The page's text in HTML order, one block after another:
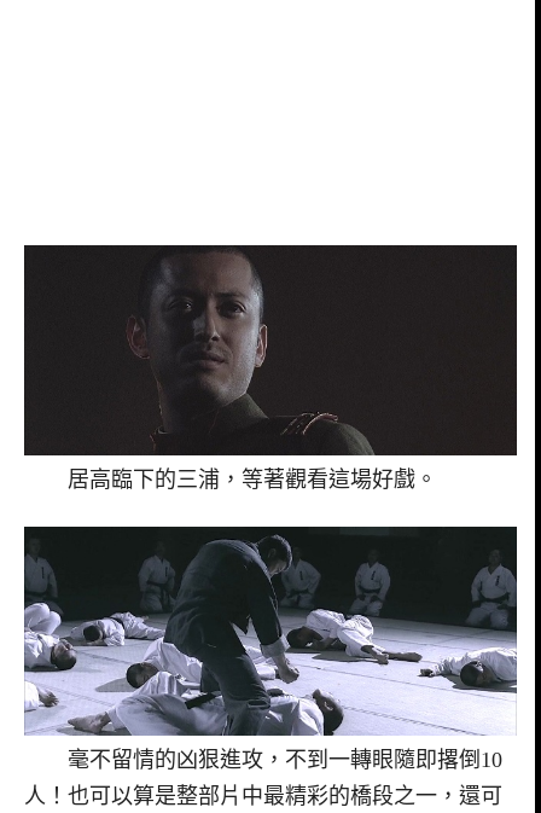
居高臨下的三浦，等著觀看這場好戲。
毫不留情的凶狠進攻，不到一轉眼隨即撂倒10
人！也可以算是整部片中最精彩的橋段之一，還可